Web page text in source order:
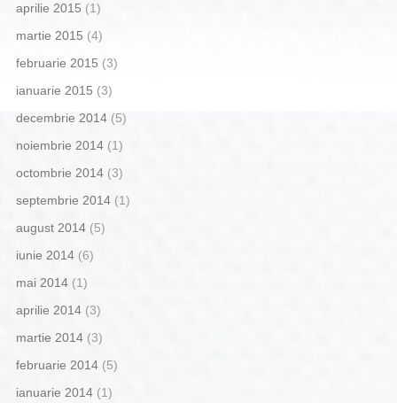
aprilie 2015 (1)
martie 2015 (4)
februarie 2015 (3)
ianuarie 2015 (3)
decembrie 2014(5)
noiembrie 2014(1)
octombrie 2014(3)
septembrie 2014(1)
august 2014(5)
iunie 2014(6)
mai 2014(1)
aprilie 2014(3)
martie 2014(3)
februarie 2014(5)
ianuarie 2014(1)